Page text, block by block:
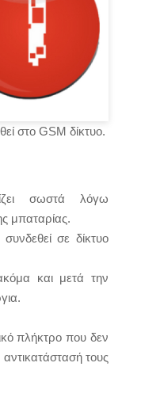
στο GSM δίκτυο.
σωστά λόγω
μπαταρίας.
σε δίκτυο
και μετά την
πλήκτρο που δεν
αντικατάστασή τους